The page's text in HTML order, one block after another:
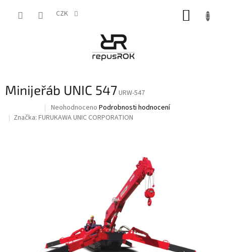
CZK
Minijeřáb UNIC 547URW-547
Průměrné
hodnocení
Neohodnoceno Podrobnosti hodnocení
Značka: FURUKAWA UNIC CORPORATION